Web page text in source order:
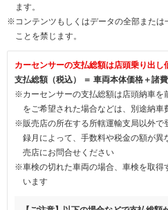
ます。
※コンテンツもしくはデータの全部または
ことを禁じます。
カーセンサーの支払総額は店頭乗り出し
支払総額（税込） ＝ 車両本体価格＋諸
※カーセンサーの支払総額は店頭納車を
をご希望された場合などは、別途納車
※販売店の所在する所轄運輸支局以外で
録月によって、手数料や税金の額が異
売店にお問合せください
※車検の切れた車両の場合、車検を取得
います